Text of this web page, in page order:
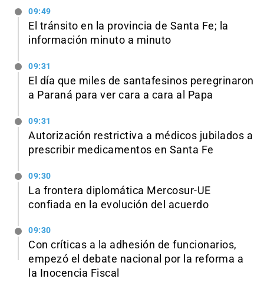
09:49
El tránsito en la provincia de Santa Fe; la
información minuto a minuto
09:31
El día que miles de santafesinos peregrinaron
a Paraná para ver cara a cara al Papa
09:31
Autorización restrictiva a médicos jubilados a
prescribir medicamentos en Santa Fe
09:30
La frontera diplomática Mercosur-UE
confiada en la evolución del acuerdo
09:30
Con críticas a la adhesión de funcionarios,
empezó el debate nacional por la reforma a
la Inocencia Fiscal